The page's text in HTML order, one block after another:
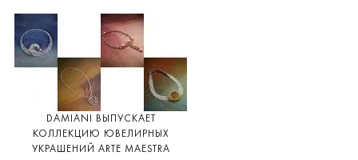
DAMIANI ВЫПУСКАЕТ
КОЛЛЕКЦИЮ ЮВЕЛИРНЫХ
УКРАШЕНИЙ ARTE MAESTRA